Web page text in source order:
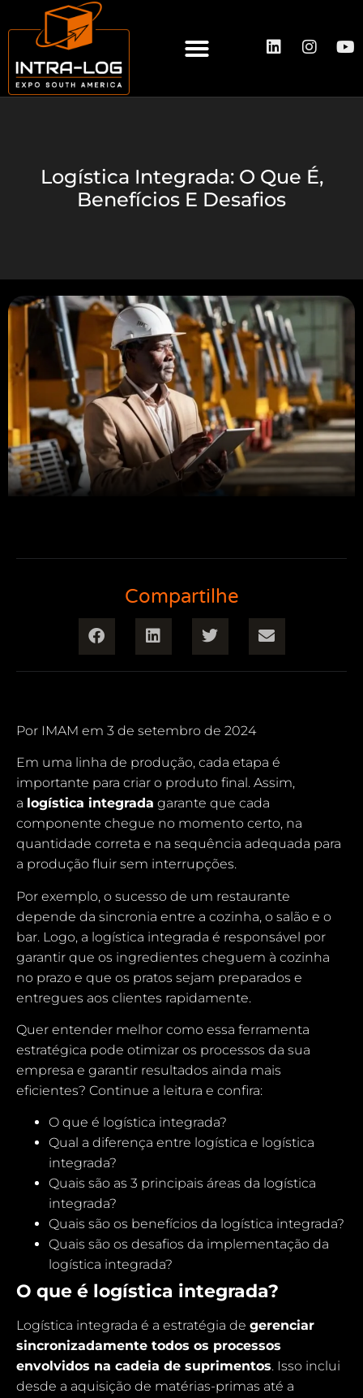
Logística Integrada: O Que É,
Benefícios E Desafios
Compartilhe
Por IMAM em 3 de setembro de 2024
Em uma linha de produção, cada etapa é
importante para criar o produto final. Assim,
a logística integrada garante que cada
componente chegue no momento certo, na
quantidade correta e na sequência adequada para
a produção fluir sem interrupções.
Por exemplo, o sucesso de um restaurante
depende da sincronia entre a cozinha, o salão e o
bar. Logo, a logística integrada é responsável por
garantir que os ingredientes cheguem à cozinha
no prazo e que os pratos sejam preparados e
entregues aos clientes rapidamente.
Quer entender melhor como essa ferramenta
estratégica pode otimizar os processos da sua
empresa e garantir resultados ainda mais
eficientes? Continue a leitura e confira:
O que é logística integrada?
Qual a diferença entre logística e logística
integrada?
Quais são as 3 principais áreas da logística
integrada?
Quais são os benefícios da logística integrada?
Quais são os desafios da implementação da
logística integrada?
O que é logística integrada?
Logística integrada é a estratégia de gerenciar
sincronizadamente todos os processos
envolvidos na cadeia de suprimentos. Isso inclui
desde a aquisição de matérias-primas até a